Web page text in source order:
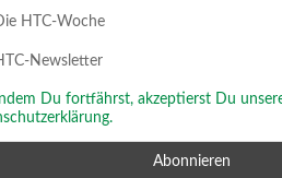
HTC-Woche
Newsletter
Indem Du fortfährst, akzeptierst Du